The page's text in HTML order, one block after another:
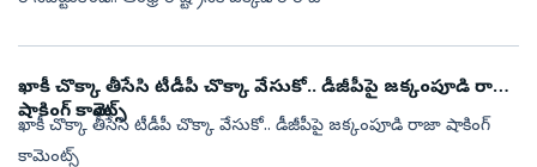
ఖాకీ చొక్కా తీసేసి టీడీపీ చొక్కా వేసుకో.. డీజీపీపై జక్కంపూడి రాజా
షాకింగ్ కామెంట్స్
ఖాకీ చొక్కా తీసేసి టీడీపీ చొక్కా వేసుకో.. డీజీపీపై జక్కంపూడి రాజా షాకింగ్
కామెంట్స్